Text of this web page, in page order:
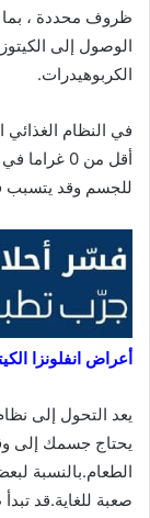
ظروف محددة ، بما
الوصول إلى
الكربوهيدرات.
في النظام الغذائي
أقل من 0
للجسم وقد يتسبب
أعراض انفلونزا
يعد التحول إلى
يحتاج جسمك إلى
الطعام.بالنسبة
صعبة للغاية.قد تبدأ